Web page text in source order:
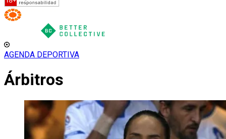
AGENDA DEPORTIVA
Árbitros